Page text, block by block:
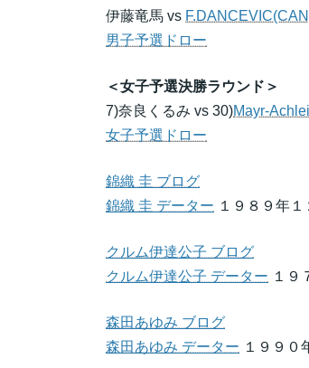
伊藤竜馬 vs
男子予選ドロー
＜女子予選決勝ラウンド＞
7)奈良くるみ vs 30)Mayr-
女子予選ドロー
錦織 圭 ブログ
錦織 圭 データー １９８９年
クルム伊達公子 ブログ
クルム伊達公子 データー １９
森田あゆみ ブログ
森田あゆみ データー １９９０